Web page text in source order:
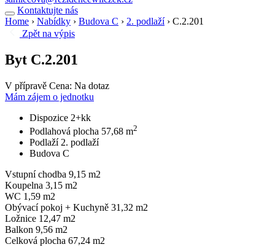
Kontaktujte nás
Home › Nabídky › Budova C › 2. podlaží › C.2.201
Zpět na výpis
Byt C.2.201
V přípravě Cena: Na dotaz
Mám zájem o jednotku
Dispozice 2+kk
Podlahová plocha 57,68 m2
Podlaží 2. podlaží
Budova C
Vstupní chodba 9,15 m2
Koupelna 3,15 m2
WC 1,59 m2
Obývací pokoj + Kuchyně 31,32 m2
Ložnice 12,47 m2
Balkon 9,56 m2
Celková plocha 67,24 m2